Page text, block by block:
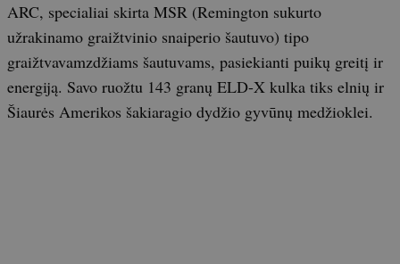
ARC, specialiai skirta MSR (Remington sukurto
užrakinamo graižtvinio snaiperio šautuvo) tipo
graižtvavamzdžiams šautuvams, pasiekianti puikų greitį ir
energiją. Savo ruožtu 143 granų ELD-X kulka tiks elnių ir
Šiaurės Amerikos šakiaragio dydžio gyvūnų medžioklei.